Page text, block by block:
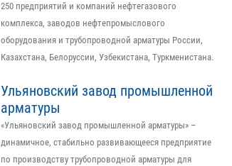
250 предприятий и компаний нефтегазового
комплекса, заводов нефтепромыслового
оборудования и трубопроводной арматуры России,
Казахстана, Белоруссии, Узбекистана, Туркменистана.
Ульяновский завод промышленной
арматуры
«Ульяновский завод промышленной арматуры» –
динамичное, стабильно развивающееся предприятие
по производству трубопроводной арматуры для